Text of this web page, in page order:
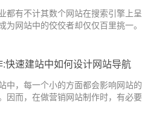
都有不计其数个网站在搜索引擎上呈
为网站中的佼佼者却仅仅百里挑一。
:快速建站中如何设计网站导航
中，每一个小的方面都会影响网站的
因而，在做营销网站制作时，有必要